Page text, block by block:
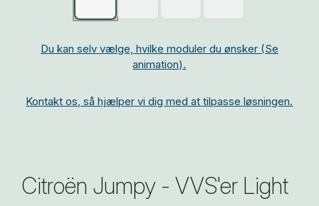
Du kan selv vælge, hvilke moduler du ønsker (Se
animation).
Kontakt os, så hjælper vi dig med at tilpasse løsningen.
Citroën Jumpy - VVS'er Light